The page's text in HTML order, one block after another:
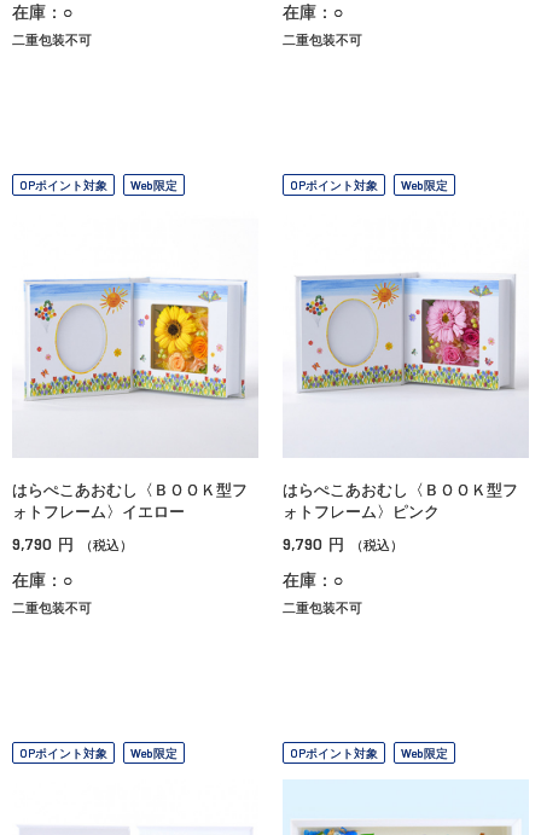
在庫：○
二重包装不可
在庫：○
二重包装不可
OPポイント対象 Web限定
はらぺこあおむし〈ＢＯＯＫ型フ
ォトフレーム〉イエロー
9,790 円 （税込）
在庫：○
二重包装不可
OPポイント対象 Web限定
はらぺこあおむし〈ＢＯＯＫ型フ
ォトフレーム〉ピンク
9,790 円 （税込）
在庫：○
二重包装不可
OPポイント対象 Web限定 OPポイント対象 Web限定